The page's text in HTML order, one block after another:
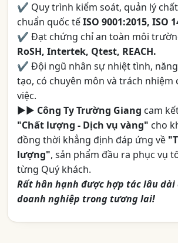
✔ Quy trình kiểm soát, quản lý
chuẩn quốc tếISO 9001:2015, ISO
✔ Đạt chứng chỉ an toàn môi
RoSH, Intertek, Qtest, REACH.
✔ Đội ngũ nhân sự nhiệt tình,
tạo, có chuyên môn và trách nhiệm
việc.
►► Công Ty Trường Giang cam
"Chất lượng - Dịch vụ vàng" cho
đồng thời khẳng định đáp ứng về
lượng", sản phẩm đầu ra phục vụ
từng Quý khách.
Rất hân hạnh được hợp tác lâu dài
doanh nghiệp trong tương lai!